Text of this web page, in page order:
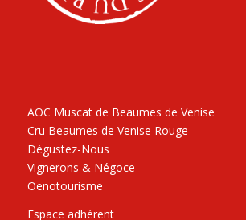
AOC Muscat de Beaumes de Venise
Cru Beaumes de Venise Rouge
Dégustez-Nous
Vignerons & Négoce
Oenotourisme
Espace adhérent